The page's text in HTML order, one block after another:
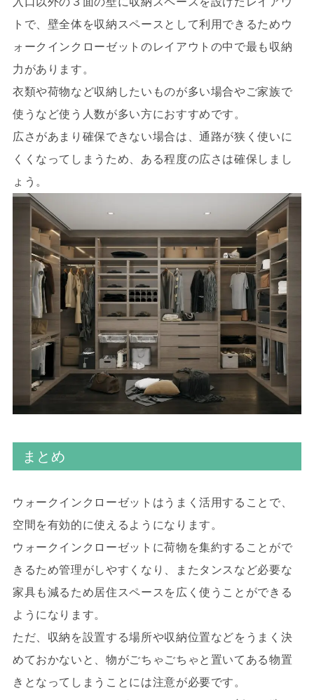
トで、壁全体を収納スペースとして利用できるためウ
ォークインクローゼットのレイアウトの中で最も収納
力があります。
衣類や荷物など収納したいものが多い場合やご家族で
使うなど使う人数が多い方におすすめです。
広さがあまり確保できない場合は、通路が狭く使いに
くくなってしまうため、ある程度の広さは確保しまし
ょう。
まとめ
ウォークインクローゼットはうまく活用することで、
空間を有効的に使えるようになります。
ウォークインクローゼットに荷物を集約することがで
きるため管理がしやすくなり、またタンスなど必要な
家具も減るため居住スペースを広く使うことができる
ようになります。
ただ、収納を設置する場所や収納位置などをうまく決
めておかないと、物がごちゃごちゃと置いてある物置
きとなってしまうことには注意が必要です。